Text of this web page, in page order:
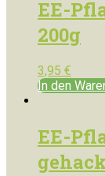
EE-
200g
3,95 €
In den
EE-